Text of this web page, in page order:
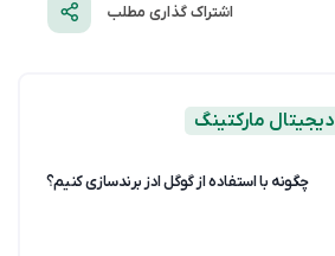
اشتراک گذاری مطلب
دیجیتال مارکتینگ
چگونه با استفاده از گوگل ادز برندسازی کنیم؟